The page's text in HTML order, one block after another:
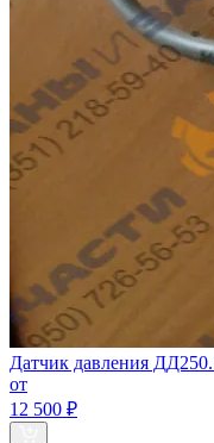
Датчик давления
от
12 500 ₽